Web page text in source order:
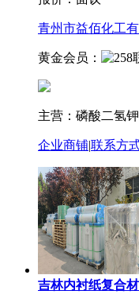
青州市益佰化工
黄金会员：
主营：磷酸二氢
企业商铺|联系方
吉林内衬纸复合